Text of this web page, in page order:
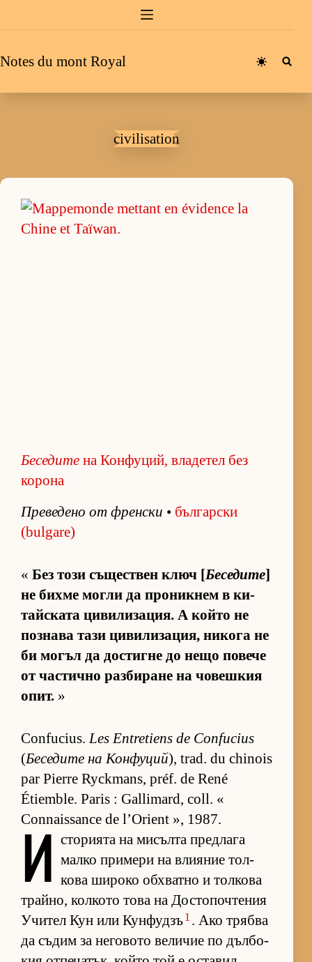
au
Notes du mont Royal
civilisation
Беседите на Конфуций, владетел без
корона
Пре­ве­дено от френ­ски • бъл­гар­ски
(bulgare)
« Без този съ­щес­т­вен ключ [Беседите]
не бихме могли да про­ник­нем в ки­
тайс­ката ци­ви­ли­за­ция. А който не
поз­нава тази ци­ви­ли­за­ция, ни­кога не
би мо­гъл да дос­тигне до нещо по­вече
от час­тично раз­би­ране на чо­веш­кия
опит. »
Confucius. Les Entretiens de Confucius
(Бе­се­дите на Кон­фу­ций), trad. du chinois
par Pierre Ryckmans, préf. de René
Étiemble. Paris : Gallimard, coll. «
Connaissance de l’Orient », 1987.
И с­то­ри­ята на ми­сълта пред­лага
малко при­мери на вли­я­ние тол­
кова ши­роко об­х­ватно и тол­кова
трай­но, кол­кото това на Дос­то­поч­те­ния
Учи­тел Кун или Кун­фу­дзъ1 . Ако трябва
да съ­дим за не­го­вото ве­ли­чие по дъл­бо­